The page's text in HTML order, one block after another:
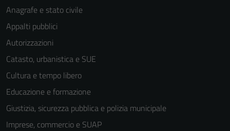
Anagrafe e stato civile
Appalti pubblici
Autorizzazioni
Catasto, urbanistica e SUE
Cultura e tempo libero
Educazione e formazione
Giustizia, sicurezza pubblica e polizia municipale
Imprese, commercio e SUAP